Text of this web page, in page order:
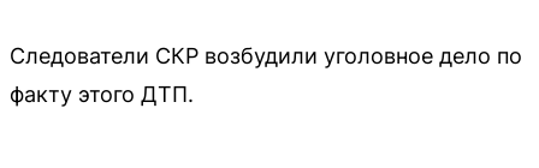
Следователи СКР возбудили уголовное дело по
факту этого ДТП.